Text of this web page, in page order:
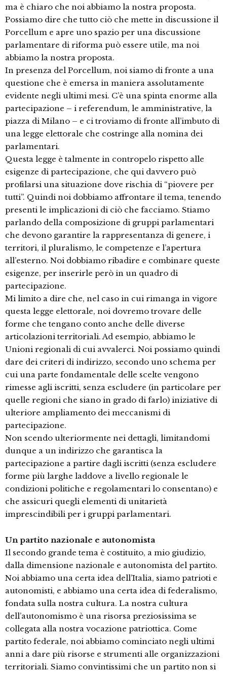
ma è chiaro che noi abbiamo la nostra proposta.
Possiamo dire che tutto ciò che mette in discussione il
Porcellum e apre uno spazio per una discussione
parlamentare di riforma può essere utile, ma noi
abbiamo la nostra proposta.
In presenza del Porcellum, noi siamo di fronte a una
questione che è emersa in maniera assolutamente
evidente negli ultimi mesi. C’è una spinta enorme alla
partecipazione – i referendum, le amministrative, la
piazza di Milano – e ci troviamo di fronte all’imbuto di
una legge elettorale che costringe alla nomina dei
parlamentari.
Questa legge è talmente in contropelo rispetto alle
esigenze di partecipazione, che qui davvero può
profilarsi una situazione dove rischia di “piovere per
tutti”. Quindi noi dobbiamo affrontare il tema, tenendo
presenti le implicazioni di ciò che facciamo. Stiamo
parlando della composizione di gruppi parlamentari
che devono garantire la rappresentanza di genere, i
territori, il pluralismo, le competenze e l’apertura
all’esterno. Noi dobbiamo ribadire e combinare queste
esigenze, per inserirle però in un quadro di
partecipazione.
Mi limito a dire che, nel caso in cui rimanga in vigore
questa legge elettorale, noi dovremo trovare delle
forme che tengano conto anche delle diverse
articolazioni territoriali. Ad esempio, abbiamo le
Unioni regionali di cui avvalerci. Noi possiamo quindi
dare dei criteri di indirizzo, secondo uno schema per
cui una parte fondamentale delle scelte vengono
rimesse agli iscritti, senza escludere (in particolare per
quelle regioni che siano in grado di farlo) iniziative di
ulteriore ampliamento dei meccanismi di
partecipazione.
Non scendo ulteriormente nei dettagli, limitandomi
dunque a un indirizzo che garantisca la
partecipazione a partire dagli iscritti (senza escludere
forme più larghe laddove a livello regionale le
condizioni politiche e regolamentari lo consentano) e
che assicuri quegli elementi di unitarietà
imprescindibili per i gruppi parlamentari.
Un partito nazionale e autonomista
Il secondo grande tema è costituito, a mio giudizio,
dalla dimensione nazionale e autonomista del partito.
Noi abbiamo una certa idea dell’Italia, siamo patrioti e
autonomisti, e abbiamo una certa idea di federalismo,
fondata sulla nostra cultura. La nostra cultura
dell’autonomismo è una risorsa preziosissima se
collegata alla nostra vocazione patriottica. Come
partito federale, noi abbiamo cominciato negli ultimi
anni a dare più risorse e strumenti alle organizzazioni
territoriali. Siamo convintissimi che un partito non si